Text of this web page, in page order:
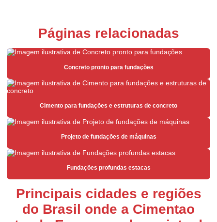
Aluguel de empilhadeira com suporte técnico
Aluguel de empilhadeira valor
Argamassa para área externa
Argamassa para área interna
Argamassa de assentamento estrutural
Argamassa branca
Argamassa branca para porcelanato
Argamassa estabilizada
Argamassa expansiva
Argamassa industrializada
Páginas relacionadas
Concreto pronto para fundações
Cimento para fundações e estruturas de concreto
Projeto de fundações de máquinas
Fundações profundas estacas
Principais cidades e regiões
do Brasil onde a Cimentao